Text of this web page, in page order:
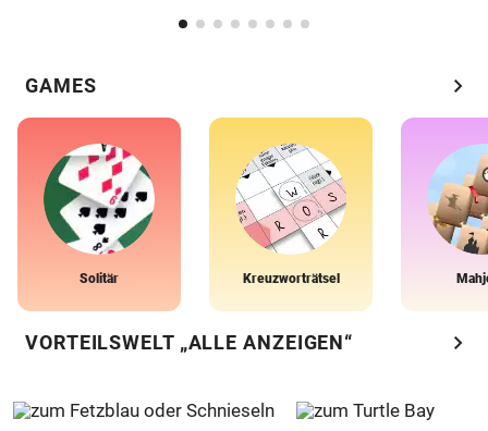
GAMES chevron_right
Solitär Kreuzworträtsel
VORTEILSWELT „ALLE ANZEIGEN“ chevron_right